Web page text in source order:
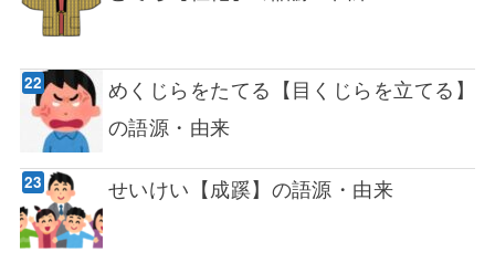
めくじらをたてる【目くじらを立てる】
の語源・由来
せいけい【成蹊】の語源・由来